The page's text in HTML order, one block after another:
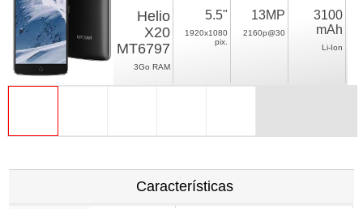
Helio
X20
MT6797
3Go RAM
5.5"
1920x1080
pix.
13MP
2160p@30
3100
mAh
Li-Ion
Características